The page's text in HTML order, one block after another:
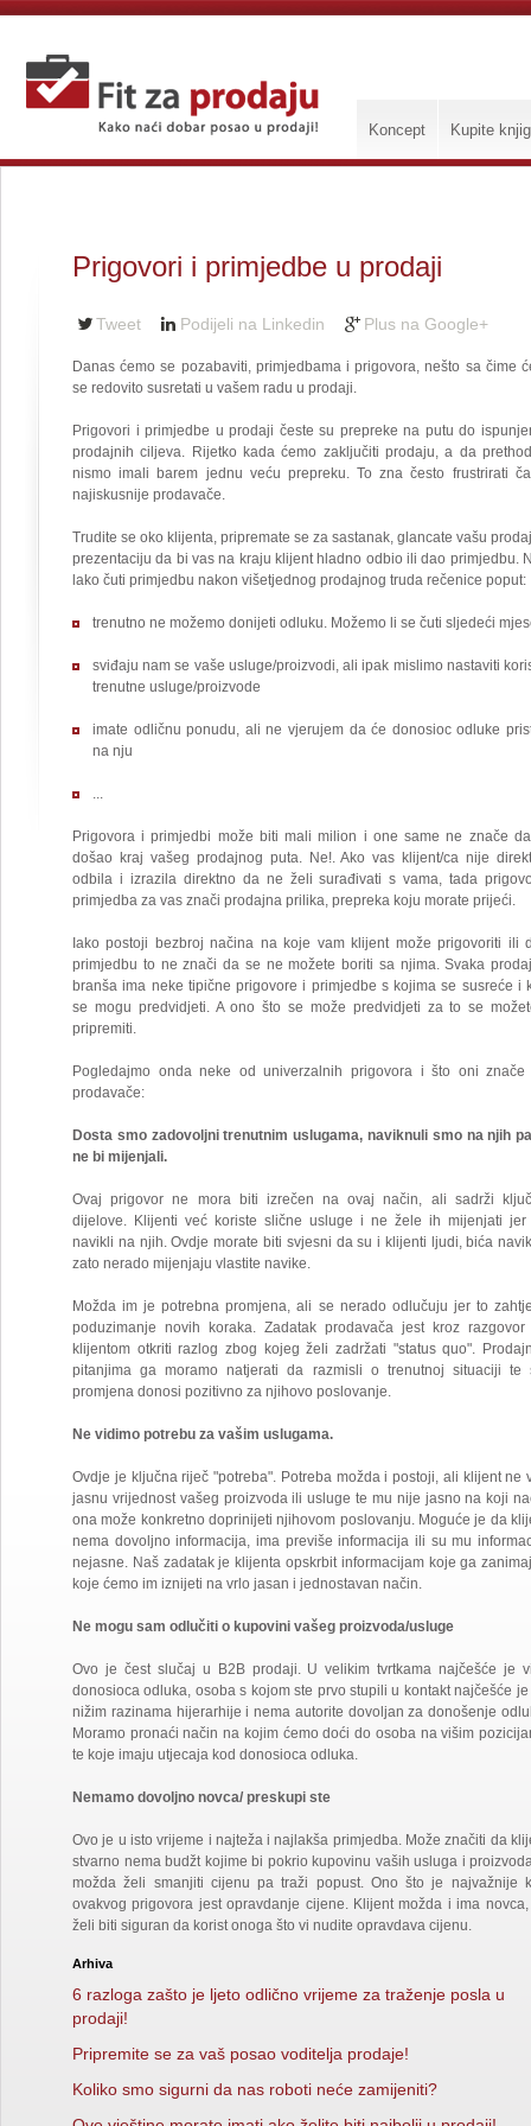
Koncept Kupite
Prigovori i primjedbe u prodaji
Tweet Podijeli na Linkedin Plus na Google+
Danas ćemo se pozabaviti, primjedbama i prigovora, nešto sa čime
se redovito susretati u vašem radu u prodaji.
Prigovori i primjedbe u prodaji česte su prepreke na putu do
prodajnih ciljeva. Rijetko kada ćemo zaključiti prodaju, a da
nismo imali barem jednu veću prepreku. To zna često frustrirati
najiskusnije prodavače.
Trudite se oko klijenta, pripremate se za sastanak, glancate vašu
prezentaciju da bi vas na kraju klijent hladno odbio ili dao primjedbu.
lako čuti primjedbu nakon višetjednog prodajnog truda rečenice poput:
trenutno ne možemo donijeti odluku. Možemo li se čuti sljedeći
sviđaju nam se vaše usluge/proizvodi, ali ipak mislimo nastaviti
trenutne usluge/proizvode
imate odličnu ponudu, ali ne vjerujem da će donosioc odluke
na nju
...
Prigovora i primjedbi može biti mali milion i one same ne znače
došao kraj vašeg prodajnog puta. Ne!. Ako vas klijent/ca nije
odbila i izrazila direktno da ne želi surađivati s vama, tada
primjedba za vas znači prodajna prilika, prepreka koju morate prijeći.
Iako postoji bezbroj načina na koje vam klijent može prigovoriti ili
primjedbu to ne znači da se ne možete boriti sa njima. Svaka
branša ima neke tipične prigovore i primjedbe s kojima se susreće i
se mogu predvidjeti. A ono što se može predvidjeti za to se
pripremiti.
Pogledajmo onda neke od univerzalnih prigovora i što oni znače
prodavače:
Dosta smo zadovoljni trenutnim uslugama, naviknuli smo na njih
ne bi mijenjali.
Ovaj prigovor ne mora biti izrečen na ovaj način, ali sadrži
dijelove. Klijenti već koriste slične usluge i ne žele ih mijenjati jer
navikli na njih. Ovdje morate biti svjesni da su i klijenti ljudi, bića
zato nerado mijenjaju vlastite navike.
Možda im je potrebna promjena, ali se nerado odlučuju jer to
poduzimanje novih koraka. Zadatak prodavača jest kroz razgovor
klijentom otkriti razlog zbog kojeg želi zadržati "status quo".
pitanjima ga moramo natjerati da razmisli o trenutnoj situaciji te
promjena donosi pozitivno za njihovo poslovanje.
Ne vidimo potrebu za vašim uslugama.
Ovdje je ključna riječ "potreba". Potreba možda i postoji, ali klijent ne
jasnu vrijednost vašeg proizvoda ili usluge te mu nije jasno na koji
ona može konkretno doprinijeti njihovom poslovanju. Moguće je da
nema dovoljno informacija, ima previše informacija ili su mu
nejasne. Naš zadatak je klijenta opskrbit informacijam koje ga
koje ćemo im iznijeti na vrlo jasan i jednostavan način.
Ne mogu sam odlučiti o kupovini vašeg proizvoda/usluge
Ovo je čest slučaj u B2B prodaji. U velikim tvrtkama najčešće je
donosioca odluka, osoba s kojom ste prvo stupili u kontakt najčešće
nižim razinama hijerarhije i nema autorite dovoljan za donošenje
Moramo pronaći način na kojim ćemo doći do osoba na višim
te koje imaju utjecaja kod donosioca odluka.
Nemamo dovoljno novca/ preskupi ste
Ovo je u isto vrijeme i najteža i najlakša primjedba. Može značiti da
stvarno nema budžt kojime bi pokrio kupovinu vaših usluga i
možda želi smanjiti cijenu pa traži popust. Ono što je najvažnije
ovakvog prigovora jest opravdanje cijene. Klijent možda i ima
želi biti siguran da korist onoga što vi nudite opravdava cijenu.
Arhiva
6 razloga zašto je ljeto odlično vrijeme za traženje posla u
prodaji!
Pripremite se za vaš posao voditelja prodaje!
Koliko smo sigurni da nas roboti neće zamijeniti?